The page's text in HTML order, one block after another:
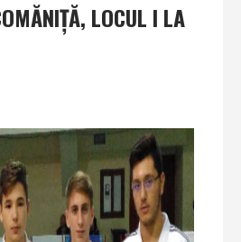
LOCUL I LA